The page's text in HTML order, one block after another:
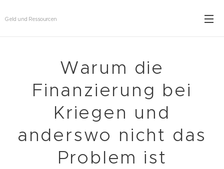
Geld und Ressourcen
Warum die
Finanzierung bei
Kriegen und
anderswo nicht das
Problem ist